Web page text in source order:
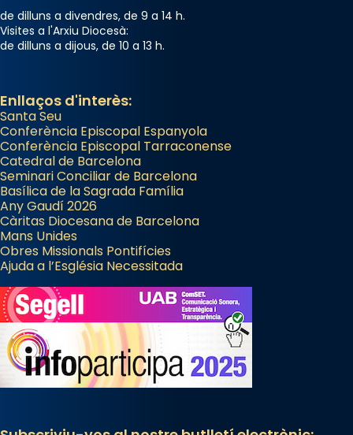
de dilluns a divendres, de 9 a 14 h.
Visites a l'Arxiu Diocesà:
de dilluns a dijous, de 10 a 13 h.
Enllaços d'interès:
Santa Seu
Conferència Episcopal Espanyola
Conferència Episcopal Tarraconense
Catedral de Barcelona
Seminari Conciliar de Barcelona
Basílica de la Sagrada Família
Any Gaudí 2026
Càritas Diocesana de Barcelona
Mans Unides
Obres Missionals Pontifícies
Ajuda a l’Església Necessitada